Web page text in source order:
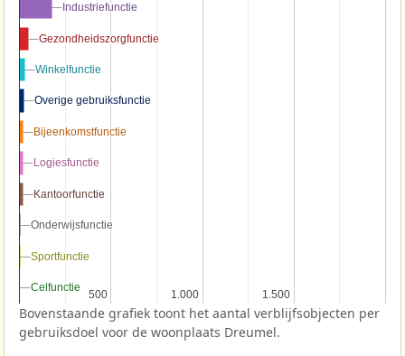
500
500 1.000
1.000 1.500
1.500
Industriefunctie
Industriefunctie
Gezondheidszorgfunctie
Gezondheidszorgfunctie
Winkelfunctie
Winkelfunctie
Overige gebruiksfunctie
Overige gebruiksfunctie
Bijeenkomstfunctie
Bijeenkomstfunctie
Logiesfunctie
Logiesfunctie
Kantoorfunctie
Kantoorfunctie
Onderwijsfunctie
Onderwijsfunctie
Sportfunctie
Sportfunctie
Celfunctie
Celfunctie
Bovenstaande grafiek toont het aantal verblijfsobjecten per
gebruiksdoel voor de woonplaats Dreumel.